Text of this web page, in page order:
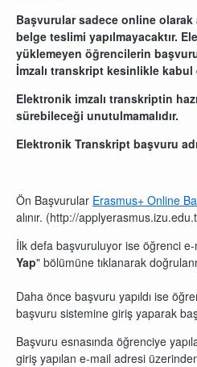
Başvurular sadece online olarak
belge teslimi yapılmayacaktır.
yüklemeyen öğrencilerin
İmzalı transkript kesinlikle kabul
Elektronik imzalı transkriptin
sürebileceği unutulmamalıdır.
Elektronik Transkript başvuru
Ön Başvurular Erasmus+ Online
alınır. (http://
İlk defa başvuruluyor ise öğrenci
Yap" bölümüne tıklanarak
Daha önce başvuru yapıldı ise
başvuru sistemine giriş yaparak
Başvuru esnasında öğrenciye
giriş yapılan e-mail adresi üzerinden